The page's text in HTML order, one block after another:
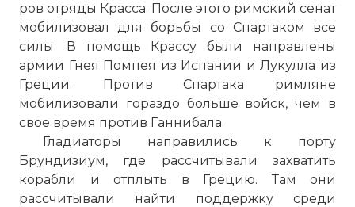
ров отряды Красса. После этого римский сенат
мобилизовал для борьбы со Спартаком все
силы. В помощь Крассу были направлены
армии Гнея Помпея из Испании и Лукулла из
Греции. Против Спартака римляне
мобилизовали гораздо больше войск, чем в
свое время против Ганнибала.
Гладиаторы направились к порту
Брундизиум, где рассчитывали захватить
корабли и отплыть в Грецию. Там они
рассчитывали найти поддержку среди